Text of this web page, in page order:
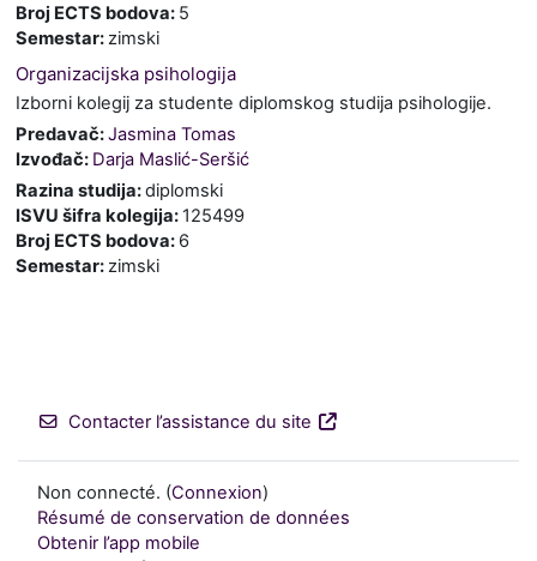
Broj ECTS bodova: 5
Semestar:zimski
Organizacijska psihologija
Izborni kolegij za studente diplomskog studija psihologije.
Predavač:Jasmina Tomas
Izvođač: Darja Maslić-Seršić
Razina studija:diplomski
ISVU šifra kolegija: 125499
Broj ECTS bodova: 6
Semestar:zimski
Contacter l’assistance du site
Non connecté. (Connexion)
Résumé de conservation de données
Obtenir l’app mobile